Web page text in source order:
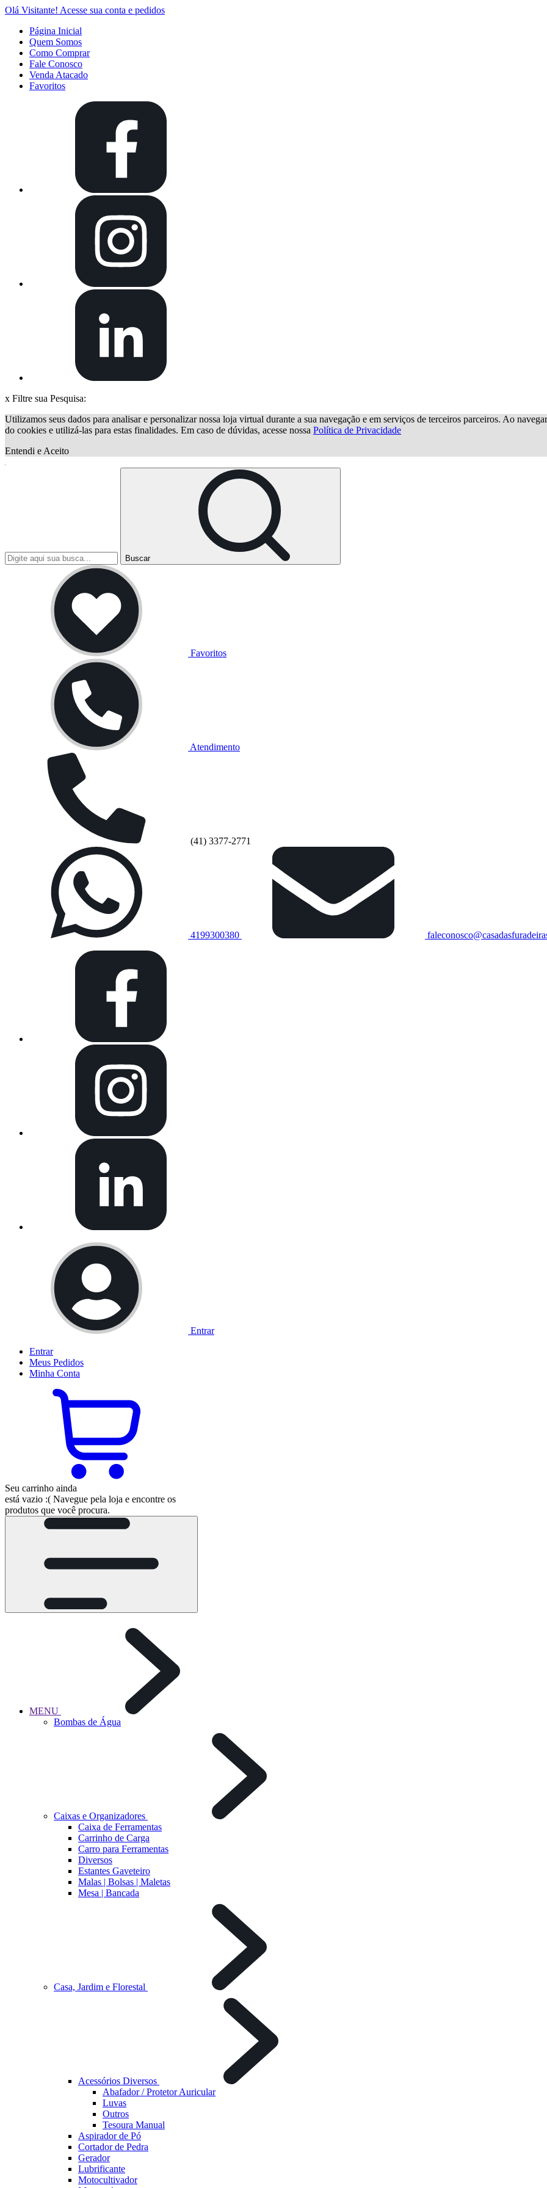
Olá Visitante! Acesse sua conta e pedidos
Página Inicial
Quem Somos
Como Comprar
Fale Conosco
Venda Atacado
Favoritos
x Filtre sua Pesquisa:
Utilizamos seus dados para analisar e personalizar nossa loja virtual durante a sua navegação e em serviços de terceiros parceiros. Ao
do cookies e utilizá-las para estas finalidades. Em caso de dúvidas, acesse nossa Política de Privacidade
Entendi e Aceito
Buscar
Favoritos
Atendimento
(41) 3377-2771
4199300380
Entrar
Entrar
Meus Pedidos
Minha Conta
Seu carrinho ainda
está vazio :( Navegue pela loja e encontre os
produtos que você procura.
MENU
Bombas de Água
Caixas e Organizadores
Caixa de Ferramentas
Carrinho de Carga
Carro para Ferramentas
Diversos
Estantes Gaveteiro
Malas | Bolsas | Maletas
Mesa | Bancada
Casa, Jardim e Florestal
Acessórios Diversos
Abafador / Protetor Auricular
Luvas
Outros
Tesoura Manual
Aspirador de Pó
Cortador de Pedra
Gerador
Lubrificante
Motocultivador